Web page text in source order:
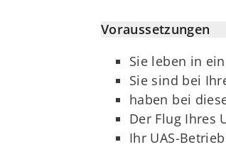
Voraussetzungen
Sie leben in
Sie sind bei
haben bei
Der Flug Ihres
Ihr UAS-